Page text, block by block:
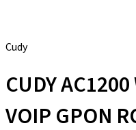
Cudy
CUDY
VOIP GPON